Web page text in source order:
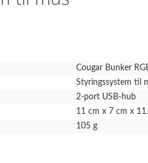
Cougar Bunker
Styringssystem til
2-port USB-hub
11 cm x 7 cm x
105 g